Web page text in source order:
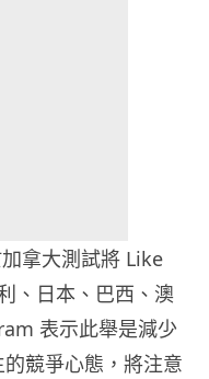
拿大測試將 Like
、日本、巴西、澳
表示此舉是減少
競爭心態，將注意